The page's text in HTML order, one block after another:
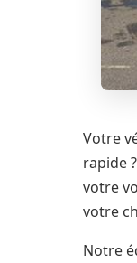
Votre
rapide
votre
votre
Notre